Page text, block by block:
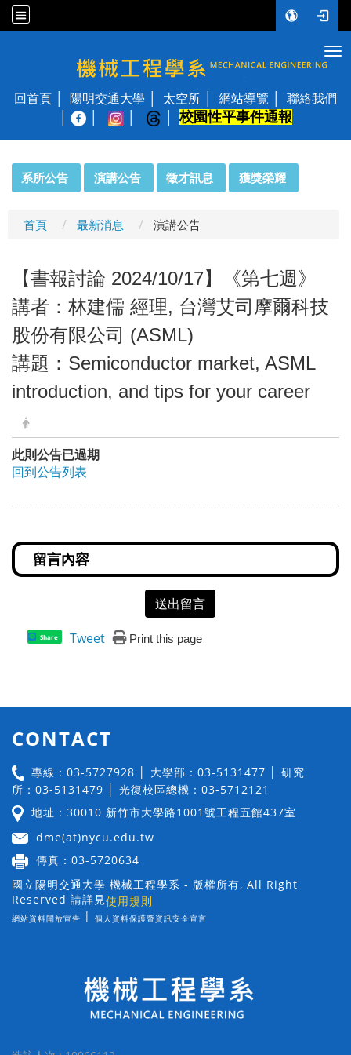
國立陽明交通大學 機械工程學系
回首頁 陽明交通大學 太空所 網站導覽
聯絡我們
校園性平事件通報
系所公告 演講公告 徵才訊息 獲獎榮耀
首頁 最新消息 演講公告
【書報討論 2024/10/17】《第七週》
講者：林建儒 經理, 台灣艾司摩爾科技
股份有限公司 (ASML)
講題：Semiconductor market, ASML
introduction, and tips for your career
此則公告已過期
回到公告列表
送出留言
Share Tweet Print this page
CONTACT
專線：03-5727928 │ 大學部：03-5131477 │ 研究
所：03-5131479 │ 光復校區總機：03-5712121
地址：30010 新竹市大學路1001號工程五館437室
dme(at)nycu.edu.tw
傳真：03-5720634
國立陽明交通大學 機械工程學系 - 版權所有, All Right
Reserved 請詳見使用規則
網站資料開放宣告 | 個人資料保護暨資訊安全宣言